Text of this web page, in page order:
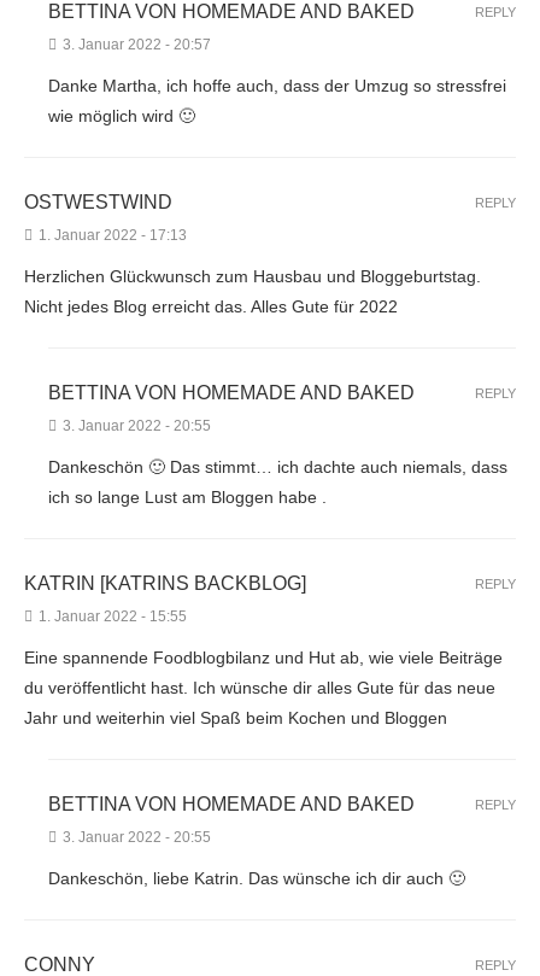
BETTINA VON HOMEMADE AND BAKED
3. Januar 2022 - 20:57
Danke Martha, ich hoffe auch, dass der Umzug so stressfrei
wie möglich wird 🙂
REPLY
OSTWESTWIND
1. Januar 2022 - 17:13
Herzlichen Glückwunsch zum Hausbau und Bloggeburtstag.
Nicht jedes Blog erreicht das. Alles Gute für 2022
REPLY
BETTINA VON HOMEMADE AND BAKED
3. Januar 2022 - 20:55
Dankeschön 🙂 Das stimmt… ich dachte auch niemals, dass
ich so lange Lust am Bloggen habe .
REPLY
KATRIN [KATRINS BACKBLOG]
1. Januar 2022 - 15:55
Eine spannende Foodblogbilanz und Hut ab, wie viele Beiträge
du veröffentlicht hast. Ich wünsche dir alles Gute für das neue
Jahr und weiterhin viel Spaß beim Kochen und Bloggen
REPLY
BETTINA VON HOMEMADE AND BAKED
3. Januar 2022 - 20:55
Dankeschön, liebe Katrin. Das wünsche ich dir auch 🙂
REPLY
CONNY REPLY